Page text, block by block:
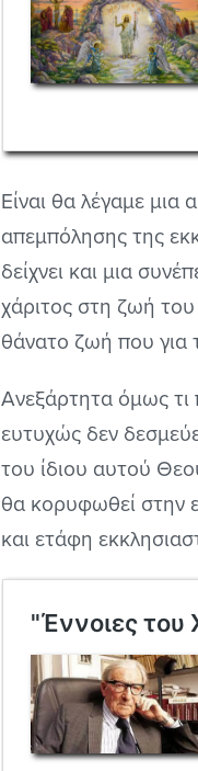
Είναι θα λέγαμε
απεμπόλησης της
δείχνει και μια
χάριτος στη ζωή του
θάνατο ζωή που για
Ανεξάρτητα όμως τι
ευτυχώς δεν
του ίδιου αυτού
θα κορυφωθεί στην
και ετάφη